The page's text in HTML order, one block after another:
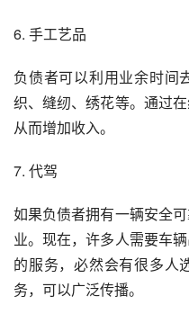
6. 手工艺品
负债者可以利用业余时间
织、缝纫、绣花等。通过
从而增加收入。
7. 代驾
如果负债者拥有一辆安全
业。现在，许多人需要车
的服务，必然会有很多人
务，可以广泛传播。